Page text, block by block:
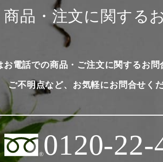
商品・注文に関する
お電話での商品・ご注文に関するお問
ご不明点など、お気軽にお問合せく
0120-22-